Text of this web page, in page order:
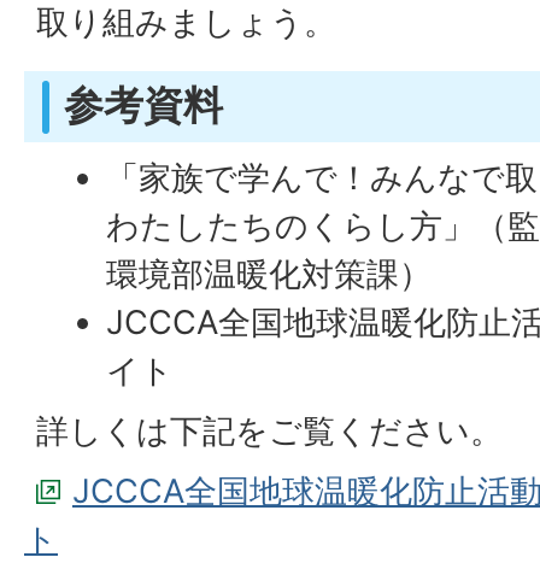
取り組みましょう。
参考資料
「家族で学んで！みんなで
わたしたちのくらし方」（
環境部温暖化対策課）
JCCCA全国地球温暖化防止
イト
詳しくは下記をご覧ください。
JCCCA全国地球温暖化防止活
ト